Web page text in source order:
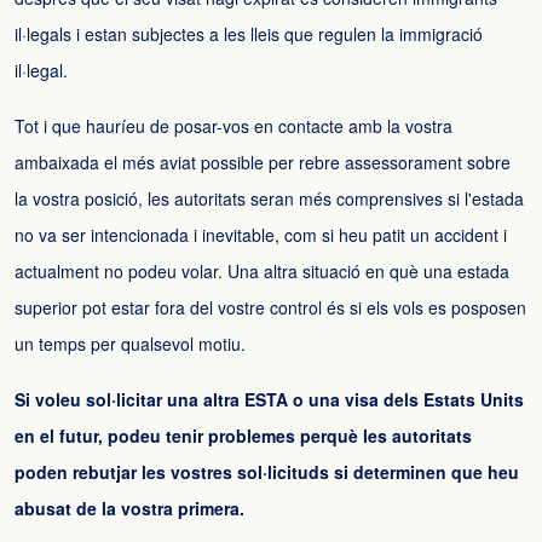
il·legals i estan subjectes a les lleis que regulen la immigració
il·legal.
Tot i que hauríeu de posar-vos en contacte amb la vostra
ambaixada el més aviat possible per rebre assessorament sobre
la vostra posició, les autoritats seran més comprensives si l'estada
no va ser intencionada i inevitable, com si heu patit un accident i
actualment no podeu volar. Una altra situació en què una estada
superior pot estar fora del vostre control és si els vols es posposen
un temps per qualsevol motiu.
Si voleu sol·licitar una altra ESTA o una visa dels Estats Units
en el futur, podeu tenir problemes perquè les autoritats
poden rebutjar les vostres sol·licituds si determinen que heu
abusat de la vostra primera.